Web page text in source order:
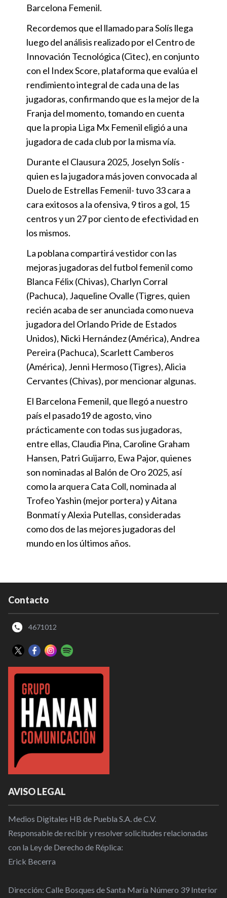
Barcelona Femenil.
Recordemos que el llamado para Solís llega
luego del análisis realizado por el Centro de
Innovación Tecnológica (Citec), en conjunto
con el Index Score, plataforma que evalúa el
rendimiento integral de cada una de las
jugadoras, confirmando que es la mejor de la
Franja del momento, tomando en cuenta
que la propia Liga Mx Femenil eligió a una
jugadora de cada club por la misma vía.
Durante el Clausura 2025, Joselyn Solís -
quien es la jugadora más joven convocada al
Duelo de Estrellas Femenil- tuvo 33 cara a
cara exitosos a la ofensiva, 9 tiros a gol, 15
centros y un 27 por ciento de efectividad en
los mismos.
La poblana compartirá vestidor con las
mejoras jugadoras del futbol femenil como
Blanca Félix (Chivas), Charlyn Corral
(Pachuca), Jaqueline Ovalle (Tigres, quien
recién acaba de ser anunciada como nueva
jugadora del Orlando Pride de Estados
Unidos), Nicki Hernández (América), Andrea
Pereira (Pachuca), Scarlett Camberos
(América), Jenni Hermoso (Tigres), Alicia
Cervantes (Chivas), por mencionar algunas.
El Barcelona Femenil, que llegó a nuestro
país el pasado19 de agosto, vino
prácticamente con todas sus jugadoras,
entre ellas, Claudia Pina, Caroline Graham
Hansen, Patri Guijarro, Ewa Pajor, quienes
son nominadas al Balón de Oro 2025, así
como la arquera Cata Coll, nominada al
Trofeo Yashin (mejor portera) y Aitana
Bonmatí y Alexia Putellas, consideradas
como dos de las mejores jugadoras del
mundo en los últimos años.
Contacto
4671012
AVISO LEGAL
Medios Digitales HB de Puebla S.A. de C.V.
Responsable de recibir y resolver solicitudes relacionadas
con la Ley de Derecho de Réplica:
Erick Becerra
Dirección: Calle Bosques de Santa María Número 39 Interior